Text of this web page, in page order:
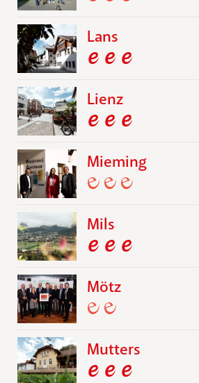
Lans
Lienz
Mieming
Mils
Mötz
Mutters